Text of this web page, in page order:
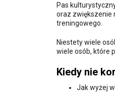
Pas
oraz zwiększenie
treningowego.
Niestety wiele
wiele osób, które
Kiedy nie
Jak wyżej